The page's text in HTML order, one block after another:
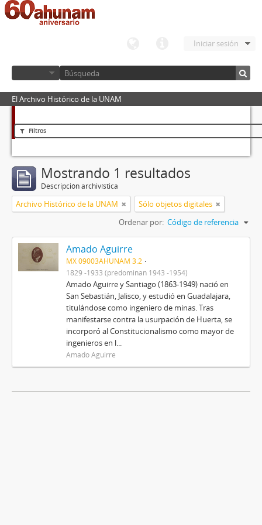
Iniciar sesión
El Archivo Histórico de la UNAM
Filtros
Mostrando 1 resultados
Descripción archivística
Archivo Histórico de la UNAM
Sólo objetos digitales
Ordenar por: Código de referencia
Amado Aguirre
MX 09003AHUNAM 3.2
1829 -1933 (predominan 1943 -1954)
Amado Aguirre y Santiago (1863-1949) nació en
San Sebastián, Jalisco, y estudió en Guadalajara,
titulándose como ingeniero de minas. Tras
manifestarse contra la usurpación de Huerta, se
incorporó al Constitucionalismo como mayor de
ingenieros en l...
Amado Aguirre